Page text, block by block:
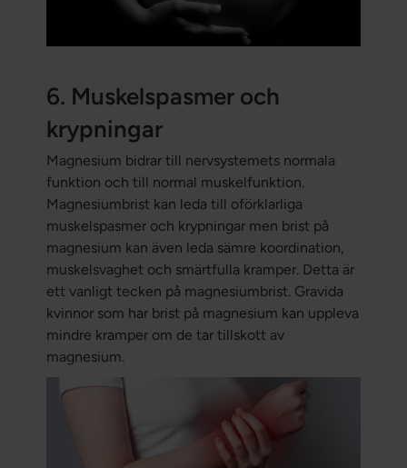
6. Muskelspasmer och
krypningar
Magnesium bidrar till nervsystemets normala
funktion och till normal muskelfunktion.
Magnesiumbrist kan leda till oförklarliga
muskelspasmer och krypningar men brist på
magnesium kan även leda sämre koordination,
muskelsvaghet och smärtfulla kramper. Detta är
ett vanligt tecken på magnesiumbrist. Gravida
kvinnor som har brist på magnesium kan uppleva
mindre kramper om de tar tillskott av
magnesium.